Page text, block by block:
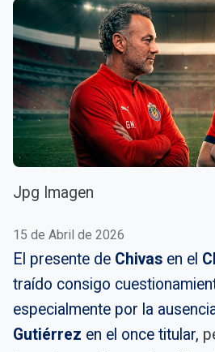
Jpg Imagen
15 de Abril de 2026
El presente de Chivas en el
traído consigo
especialmente por la
Gutiérrez en el once titular,